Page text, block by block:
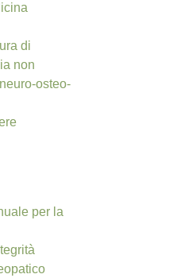
di
non
osteo-
per la